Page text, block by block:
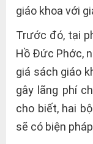
giáo khoa với
Trước đó, tại
Hồ Đức Phớc,
giá sách giáo
gây lãng phí
cho biết, hai
sẽ có biện